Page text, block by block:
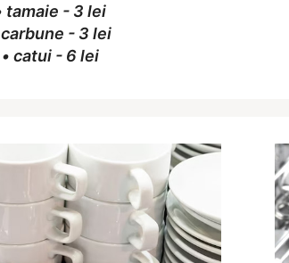
tamaie - 3 lei
carbune - 3 lei
• catui - 6 lei